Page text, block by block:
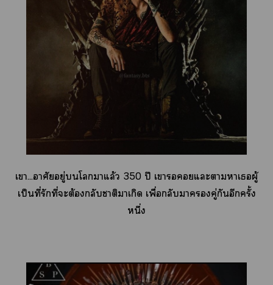
เา...อาศัยอยู่โาแล้ว 350 ปี เาแะาาเผู้
เป็นที่รักที่ะต้องกลับาติาเกิด เพื่อกลับาคู่กันอีกครั้ง
หนึ่ง